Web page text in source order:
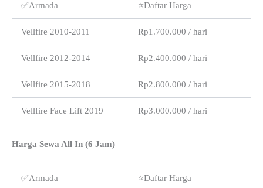
✅Armada ⭐Daftar Harga
Vellfire 2010-2011 Rp1.700.000 / hari
Vellfire 2012-2014 Rp2.400.000 / hari
Vellfire 2015-2018 Rp2.800.000 / hari
Vellfire Face Lift 2019 Rp3.000.000 / hari
Harga Sewa All In (6 Jam)
✅Armada ⭐Daftar Harga